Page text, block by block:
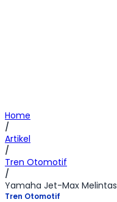
Home
/
Artikel
/
Tren Otomotif
/
Yamaha Jet-Max
Tren Otomotif